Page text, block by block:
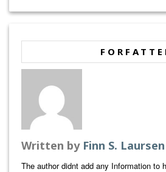
Written by Finn S. Laursen
The author didnt add any Information to